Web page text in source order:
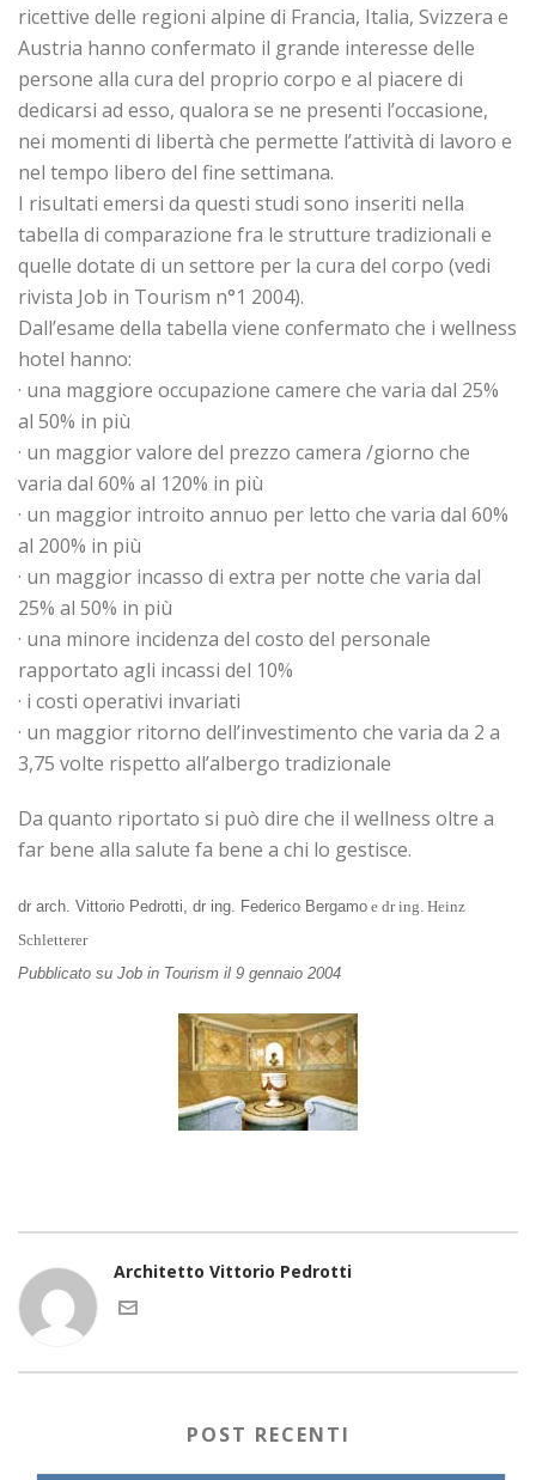
ricettive delle regioni alpine di Francia, Italia, Svizzera e
Austria hanno confermato il grande interesse delle
persone alla cura del proprio corpo e al piacere di
dedicarsi ad esso, qualora se ne presenti l’occasione,
nei momenti di libertà che permette l’attività di lavoro e
nel tempo libero del fine settimana.
I risultati emersi da questi studi sono inseriti nella
tabella di comparazione fra le strutture tradizionali e
quelle dotate di un settore per la cura del corpo (vedi
rivista Job in Tourism n°1 2004).
Dall’esame della tabella viene confermato che i wellness
hotel hanno:
· una maggiore occupazione camere che varia dal 25%
al 50% in più
· un maggior valore del prezzo camera /giorno che
varia dal 60% al 120% in più
· un maggior introito annuo per letto che varia dal 60%
al 200% in più
· un maggior incasso di extra per notte che varia dal
25% al 50% in più
· una minore incidenza del costo del personale
rapportato agli incassi del 10%
· i costi operativi invariati
· un maggior ritorno dell’investimento che varia da 2 a
3,75 volte rispetto all’albergo tradizionale
Da quanto riportato si può dire che il wellness oltre a
far bene alla salute fa bene a chi lo gestisce.
dr arch. Vittorio Pedrotti, dr ing. Federico Bergamo e dr ing. Heinz
Schletterer
Pubblicato su Job in Tourism il 9 gennaio 2004
Architetto Vittorio Pedrotti
POST RECENTI